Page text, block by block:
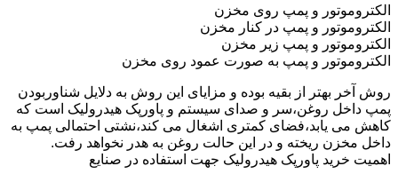
الکتروموتور و پمپ روی مخزن
الکتروموتور و پمپ در کنار مخزن
الکتروموتور و پمپ زیر مخزن
الکتروموتور و پمپ به صورت عمود روی مخزن
روش آخر بهتر از بقیه بوده و مزایای این روش به دلایل شناوربودن
پمپ داخل روغن،سر و صدای سیستم و پاورپک هیدرولیک است که
کاهش می یابد،فضای کمتری اشغال می کند،نشتی احتمالی پمپ به
داخل مخزن ریخته و در این حالت روغن به هدر نخواهد رفت.
اهمیت خرید پاورپک هیدرولیک جهت استفاده در صنایع